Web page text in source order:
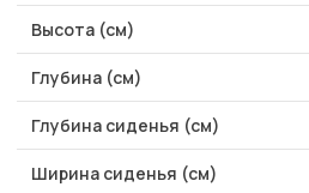
Высота (см)
Глубина (см)
Глубина сиденья (см)
Ширина сиденья (см)